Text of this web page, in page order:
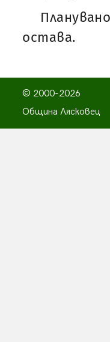
остава.
© 2000-2026
Община Лясковец